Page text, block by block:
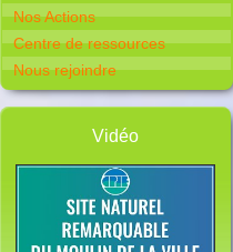
Nos Actions
Centre de ressources
Nous rejoindre
Vidéo